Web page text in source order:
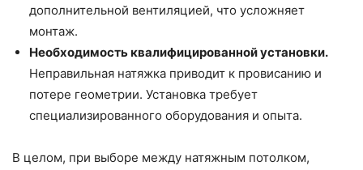
дополнительной вентиляцией, что усложняет
монтаж.
Необходимость квалифицированной установки.
Неправильная натяжка приводит к провисанию и
потере геометрии. Установка требует
специализированного оборудования и опыта.
В целом, при выборе между натяжным потолком,